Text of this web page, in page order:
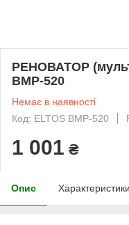
РЕНОВАТОР
ВМР-520
Немає в наявності
Код: ELTOS ВМР-520
1 001 ₴
Опис Характеристики